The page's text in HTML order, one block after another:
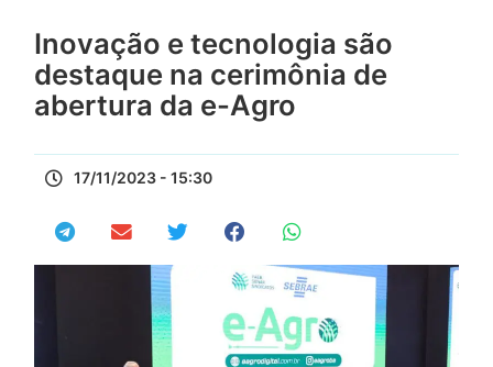
Inovação e tecnologia são
destaque na cerimônia de
abertura da e-Agro
17/11/2023 - 15:30